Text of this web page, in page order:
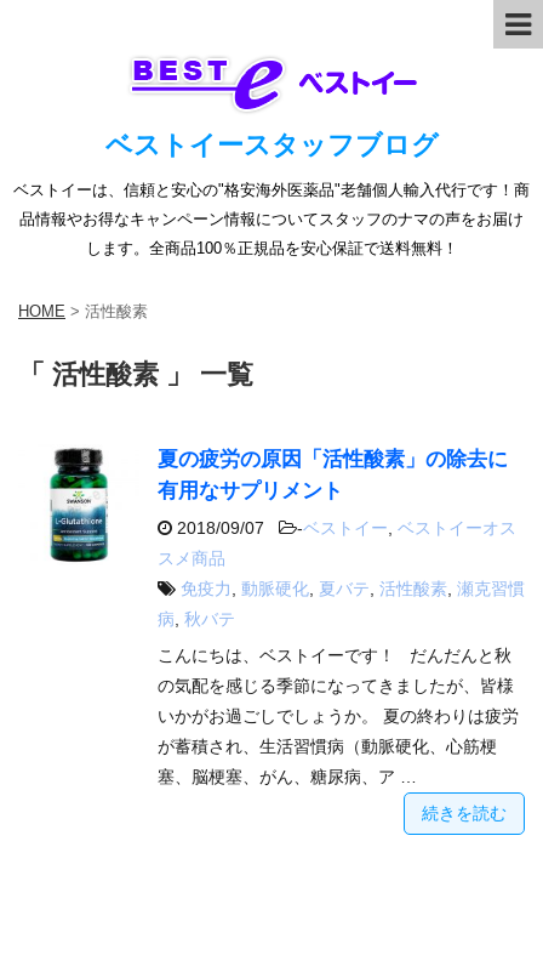
ベストイースタッフブログ
ベストイーは、信頼と安心の"格安海外医薬品"老舗個人輸入代行です！商
品情報やお得なキャンペーン情報についてスタッフのナマの声をお届け
します。全商品100％正規品を安心保証で送料無料！
HOME > 活性酸素
「 活性酸素 」 一覧
夏の疲労の原因「活性酸素」の除去に
有用なサプリメント
2018/09/07 -ベストイー ベストイーオス
スメ商品
免疫力
動脈硬化 夏バテ 活性酸素 瀬克習慣
病 秋バテ
こんにちは、ベストイーです！ だんだんと秋
の気配を感じる季節になってきましたが、皆様
いかがお過ごしでしょうか。 夏の終わりは疲労
が蓄積され、生活習慣病（動脈硬化、心筋梗
塞、脳梗塞、がん、糖尿病、ア …
続きを読む